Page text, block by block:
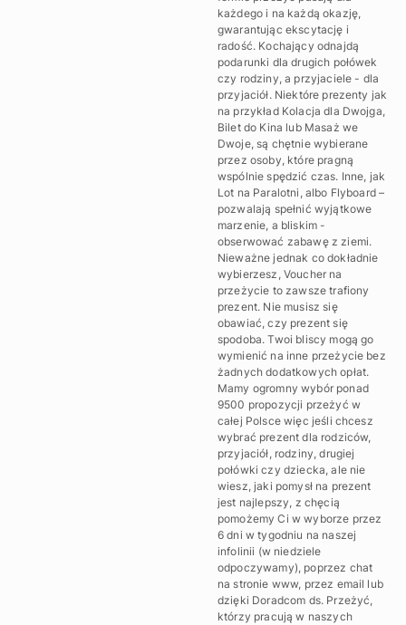
każdego i na każdą okazję,
gwarantując ekscytację i
radość. Kochający odnajdą
podarunki dla drugich połówek
czy rodziny, a przyjaciele - dla
przyjaciół. Niektóre prezenty jak
na przykład Kolacja dla Dwojga,
Bilet do Kina lub Masaż we
Dwoje, są chętnie wybierane
przez osoby, które pragną
wspólnie spędzić czas. Inne, jak
Lot na Paralotni, albo Flyboard –
pozwalają spełnić wyjątkowe
marzenie, a bliskim -
obserwować zabawę z ziemi.
Nieważne jednak co dokładnie
wybierzesz, Voucher na
przeżycie to zawsze trafiony
prezent. Nie musisz się
obawiać, czy prezent się
spodoba. Twoi bliscy mogą go
wymienić na inne przeżycie bez
żadnych dodatkowych opłat.
Mamy ogromny wybór ponad
9500 propozycji przeżyć w
całej Polsce więc jeśli chcesz
wybrać prezent dla rodziców,
przyjaciół, rodziny, drugiej
połówki czy dziecka, ale nie
wiesz, jaki pomysł na prezent
jest najlepszy, z chęcią
pomożemy Ci w wyborze przez
6 dni w tygodniu na naszej
infolinii (w niedziele
odpoczywamy), poprzez chat
na stronie www, przez email lub
dzięki Doradcom ds. Przeżyć,
którzy pracują w naszych